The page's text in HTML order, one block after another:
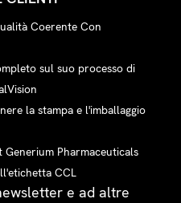
Coerente Con
sul suo processo di
la stampa e l'imballaggio
Pharmaceuticals
CCL
e ad altre